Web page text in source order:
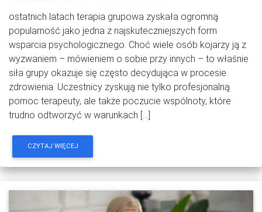
ostatnich latach terapia grupowa zyskała ogromną
popularność jako jedna z najskuteczniejszych form
wsparcia psychologicznego. Choć wiele osób kojarzy ją z
wyzwaniem – mówieniem o sobie przy innych – to właśnie
siła grupy okazuje się często decydująca w procesie
zdrowienia. Uczestnicy zyskują nie tylko profesjonalną
pomoc terapeuty, ale także poczucie wspólnoty, które
trudno odtworzyć w warunkach […]
CZYTAJ WIĘCEJ